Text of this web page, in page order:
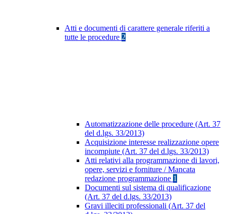
Atti e documenti di carattere generale riferiti a
tutte le procedure 2
Automatizzazione delle procedure (Art. 37
del d.lgs. 33/2013)
Acquisizione interesse realizzazione opere
incompiute (Art. 37 del d.lgs. 33/2013)
Atti relativi alla programmazione di lavori,
opere, servizi e forniture / Mancata
redazione programmazione 1
Documenti sul sistema di qualificazione
(Art. 37 del d.lgs. 33/2013)
Gravi illeciti professionali (Art. 37 del